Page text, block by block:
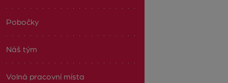
Pobočky
Náš tým
Volná pracovní místa